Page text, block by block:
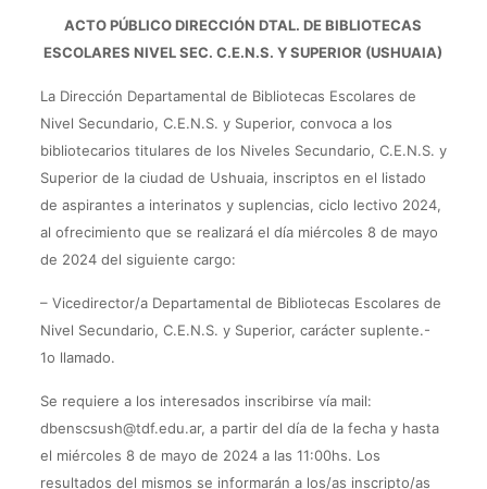
ACTO PÚBLICO DIRECCIÓN DTAL. DE BIBLIOTECAS
ESCOLARES NIVEL SEC. C.E.N.S. Y SUPERIOR (USHUAIA)
La Dirección Departamental de Bibliotecas Escolares de
Nivel Secundario, C.E.N.S. y Superior, convoca a los
bibliotecarios titulares de los Niveles Secundario, C.E.N.S. y
Superior de la ciudad de Ushuaia, inscriptos en el listado
de aspirantes a interinatos y suplencias, ciclo lectivo 2024,
al ofrecimiento que se realizará el día miércoles 8 de mayo
de 2024 del siguiente cargo:
– Vicedirector/a Departamental de Bibliotecas Escolares de
Nivel Secundario, C.E.N.S. y Superior, carácter suplente.-
1o llamado.
Se requiere a los interesados inscribirse vía mail:
dbenscsush@tdf.edu.ar, a partir del día de la fecha y hasta
el miércoles 8 de mayo de 2024 a las 11:00hs. Los
resultados del mismos se informarán a los/as inscripto/as